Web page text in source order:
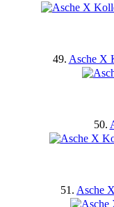
49. Asche X
50.
51. Asche